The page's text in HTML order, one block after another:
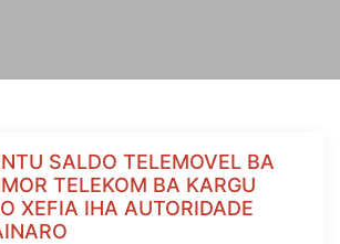
SALDO TELEMOVEL BA
TELEKOM BA KARGU
XEFIA IHA AUTORIDADE